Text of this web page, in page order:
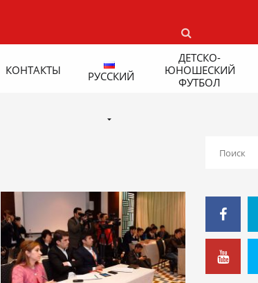
КОНТАКТЫ РУССКИЙ
ДЕТСКО-
ЮНОШЕСКИЙ
ФУТБОЛ